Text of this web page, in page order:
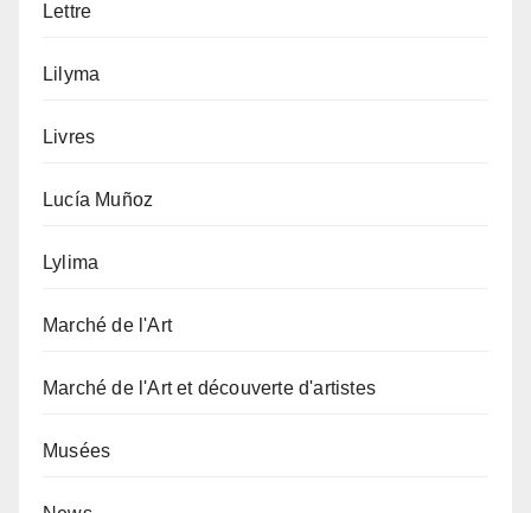
Lettre
Lilyma
Livres
Lucía Muñoz
Lylima
Marché de l'Art
Marché de l'Art et découverte d'artistes
Musées